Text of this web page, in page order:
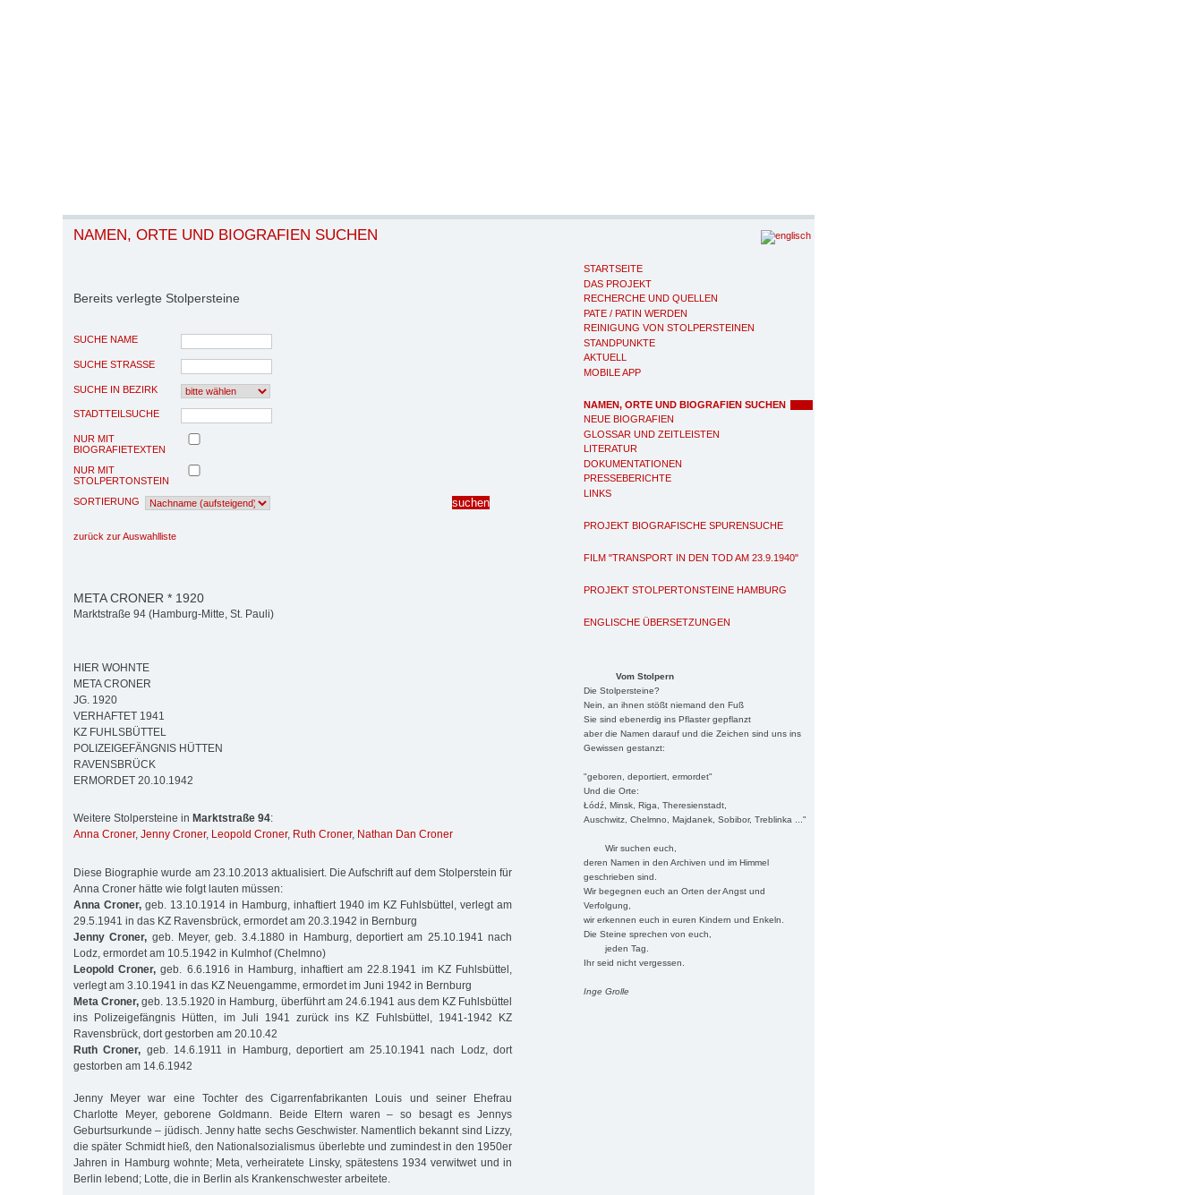
STARTSEITE
DAS PROJEKT
RECHERCHE UND QUELLEN
PATE / PATIN WERDEN
REINIGUNG VON STOLPERSTEINEN
STANDPUNKTE
AKTUELL
MOBILE APP
NAMEN, ORTE UND BIOGRAFIEN SUCHEN
NEUE BIOGRAFIEN
GLOSSAR UND ZEITLEISTEN
LITERATUR
DOKUMENTATIONEN
PRESSEBERICHTE
LINKS
PROJEKT BIOGRAFISCHE SPURENSUCHE
FILM "TRANSPORT IN DEN TOD AM 23.9.1940"
PROJEKT STOLPERTONSTEINE HAMBURG
ENGLISCHE ÜBERSETZUNGEN
Vom Stolpern
Die Stolpersteine?
Nein, an ihnen stößt niemand den Fuß
Sie sind ebenerdig ins Pflaster gepflanzt
aber die Namen darauf und die Zeichen sind uns ins
Gewissen gestanzt:
"geboren, deportiert, ermordet"
Und die Orte:
Łódź, Minsk, Riga, Theresienstadt,
Auschwitz, Chelmno, Majdanek, Sobibor, Treblinka ..."
Wir suchen euch,
deren Namen in den Archiven und im Himmel
geschrieben sind.
Wir begegnen euch an Orten der Angst und
Verfolgung,
wir erkennen euch in euren Kindern und Enkeln.
Die Steine sprechen von euch,
jeden Tag.
Ihr seid nicht vergessen.
Inge Grolle
NAMEN, ORTE UND BIOGRAFIEN SUCHEN
Bereits verlegte Stolpersteine
SUCHE NAME
SUCHE STRASSE
SUCHE IN BEZIRK
STADTTEILSUCHE
NUR MIT
BIOGRAFIETEXTEN
NUR MIT
STOLPERTONSTEIN
SORTIERUNG
zurück zur Auswahlliste
META CRONER * 1920
Marktstraße 94 (Hamburg-Mitte, St. Pauli)
HIER WOHNTE
META CRONER
JG. 1920
VERHAFTET 1941
KZ FUHLSBÜTTEL
POLIZEIGEFÄNGNIS HÜTTEN
RAVENSBRÜCK
ERMORDET 20.10.1942
Weitere Stolpersteine in Marktstraße 94:
Anna Croner, Jenny Croner, Leopold Croner, Ruth Croner, Nathan Dan Croner
Diese Biographie wurde am 23.10.2013 aktualisiert. Die Aufschrift auf dem Stolperstein für
Anna Croner hätte wie folgt lauten müssen:
Anna Croner, geb. 13.10.1914 in Hamburg, inhaftiert 1940 im KZ Fuhlsbüttel, verlegt am
29.5.1941 in das KZ Ravensbrück, ermordet am 20.3.1942 in Bernburg
Jenny Croner, geb. Meyer, geb. 3.4.1880 in Hamburg, deportiert am 25.10.1941 nach
Lodz, ermordet am 10.5.1942 in Kulmhof (Chelmno)
Leopold Croner, geb. 6.6.1916 in Hamburg, inhaftiert am 22.8.1941 im KZ Fuhlsbüttel,
verlegt am 3.10.1941 in das KZ Neuengamme, ermordet im Juni 1942 in Bernburg
Meta Croner, geb. 13.5.1920 in Hamburg, überführt am 24.6.1941 aus dem KZ Fuhlsbüttel
ins Polizeigefängnis Hütten, im Juli 1941 zurück ins KZ Fuhlsbüttel, 1941-1942 KZ
Ravensbrück, dort gestorben am 20.10.42
Ruth Croner, geb. 14.6.1911 in Hamburg, deportiert am 25.10.1941 nach Lodz, dort
gestorben am 14.6.1942
Jenny Meyer war eine Tochter des Cigarrenfabrikanten Louis und seiner Ehefrau
Charlotte Meyer, geborene Goldmann. Beide Eltern waren – so besagt es Jennys
Geburtsurkunde – jüdisch. Jenny hatte sechs Geschwister. Namentlich bekannt sind Lizzy,
die später Schmidt hieß, den Nationalsozialismus überlebte und zumindest in den 1950er
Jahren in Hamburg wohnte; Meta, verheiratete Linsky, spätestens 1934 verwitwet und in
Berlin lebend; Lotte, die in Berlin als Krankenschwester arbeitete.